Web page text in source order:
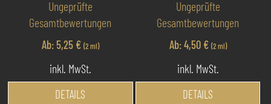
Bewertet mit
von 5
Ungeprüfte
Gesamtbewertungen
Ab:5,25 € (2 ml)
inkl. MwSt.
DETAILS
Bewertet mit
von 5
Ungeprüfte
Gesamtbewertungen
Ab:4,50 € (2 ml)
inkl. MwSt.
DETAILS